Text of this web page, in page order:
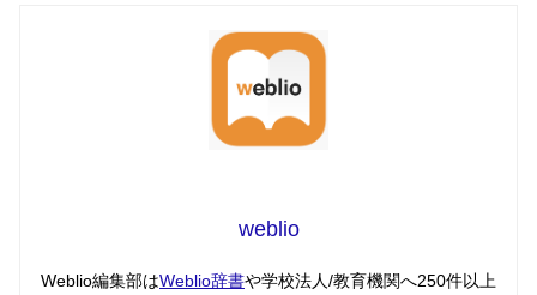
weblio
Weblio編集部はWeblio辞書や学校法人/教育機関へ250件以上